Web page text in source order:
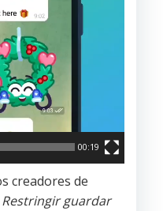
00:19
creadores de
Restringir guardar